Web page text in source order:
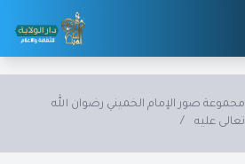
مجموعة صور الإمام الخميني رضوان الله
تعالى عليه
/